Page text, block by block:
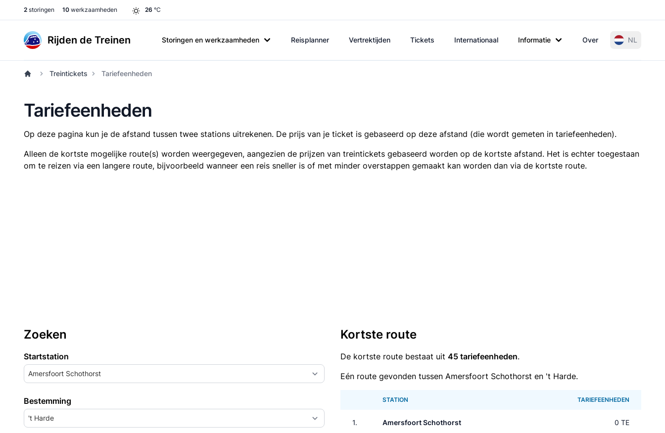
2 storingen 10 werkzaamheden 26 °C
Rijden de Treinen Storingen en werkzaamheden Reisplanner Vertrektijden Tickets Internationaal Informatie Over NL
Treintickets Tariefeenheden
Tariefeenheden
Op deze pagina kun je de afstand tussen twee stations uitrekenen. De prijs van je ticket is gebaseerd op deze afstand (die wordt gemeten in tariefeenheden).
Alleen de kortste mogelijke route(s) worden weergegeven, aangezien de prijzen van treintickets gebaseerd worden op de kortste afstand. Het is echter toegestaan
om te reizen via een langere route, bijvoorbeeld wanneer een reis sneller is of met minder overstappen gemaakt kan worden dan via de kortste route.
Zoeken
Startstation
Amersfoort Schothorst
Bestemming
't Harde
Kortste route
De kortste route bestaat uit 45 tariefeenheden.
Eén route gevonden tussen Amersfoort Schothorst en 't Harde.
STATION TARIEFEENHEDEN
1. Amersfoort Schothorst 0 TE